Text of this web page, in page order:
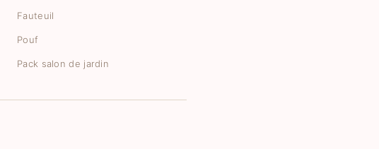
Fauteuil
Pouf
Pack salon de jardin